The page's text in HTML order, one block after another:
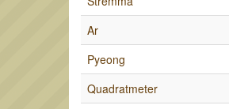
Ar
Pyeong
Quadratmeter